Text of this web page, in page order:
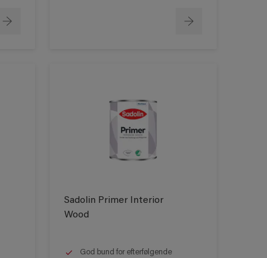
Sadolin Primer Interior
Wood
God bund for efterfølgende